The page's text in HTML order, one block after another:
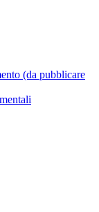
(da pubblicare